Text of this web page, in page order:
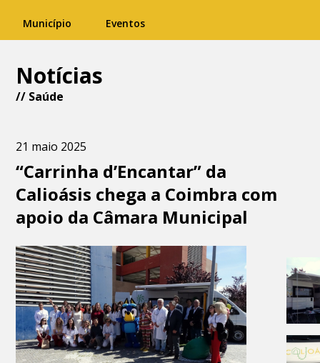
Município Eventos
Notícias
// Saúde
21 maio 2025
“Carrinha d’Encantar” da
Calioásis chega a Coimbra com
apoio da Câmara Municipal